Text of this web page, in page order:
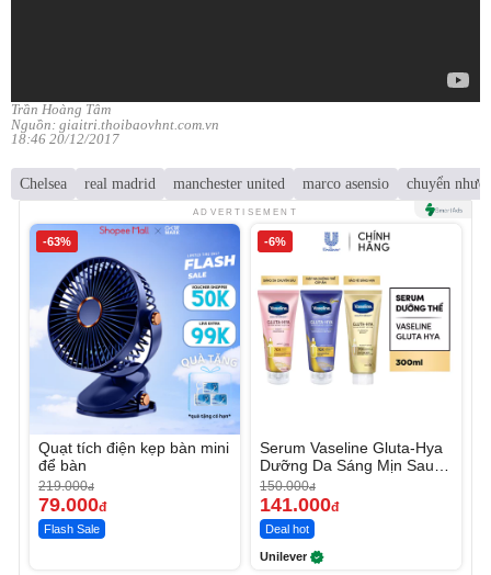
Trần Hoàng Tâm
Nguồn: giaitri.thoibaovhnt.com.vn
18:46 20/12/2017
Chelsea real madrid manchester united marco asensio chuyển
ADVERTISEMENT
-63%
Quạt tích điện kẹp bàn mini
để bàn
219.000đ
79.000đ
Flash Sale
-6%
Serum Vaseline Gluta-Hya
Dưỡng Da Sáng Mịn Sau 7
Ngày
150.000đ
141.000đ
Deal hot
Unilever